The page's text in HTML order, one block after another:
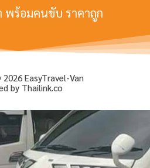
พร้อมคนขับ ราคาถูก
EasyTravel-Van
by Thailink.co